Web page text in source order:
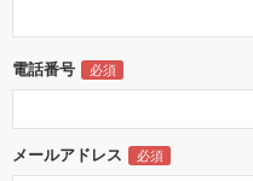
電話番号
メールアドレス